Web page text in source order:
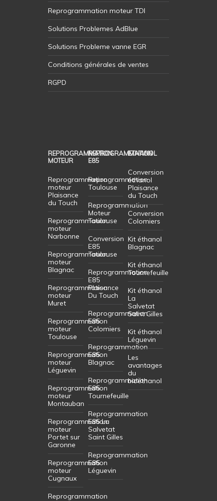
Reprogrammation moteur TDI
Solutions Problemes AdBlue
Solutions Probleme vanne EGR
Conditions générales de ventes
RGPD
REPROGRAMMATION
MOTEUR
Reprogrammation
moteur
Plaisance
du Touch
Reprogrammation
moteur
Narbonne
Reprogrammation
moteur
Blagnac
Reprogrammation
moteur
Muret
Reprogrammation
moteur
Toulouse
Reprogrammation
moteur
Léguevin
Reprogrammation
moteur
Montauban
Reprogrammation
moteur
Portet sur
Garonne
Reprogrammation
moteur
Cugnaux
Reprogrammation
REPROGRAMMATION
E85
Reprogrammation
Toulouse
Reprogrammation
Moteur
Toulouse
Conversion
E85
Toulouse
Reprogrammation
E85
Plaisance
Du Touch
Reprogrammation
E85
Colomiers
Reprogrammation
E85
Blagnac
Reprogrammation
E85
Tournefeuille
Reprogrammation
E85 La
Salvetat
Saint Gilles
Reprogrammation
E85
Léguevin
ETHANOL
Conversion
éthanol
Plaisance
du Touch
Conversion
Colomiers
Kit éthanol
Blagnac
Kit éthanol
Tournefeuille
Kit éthanol
La
Salvetat
Saint Gilles
Kit éthanol
Léguevin
Les
avantages
du
bioéthanol